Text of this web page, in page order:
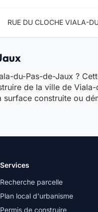
RUE DU CLOCHE VIALA-
du-Pas-de-Jaux ?
de la ville de
construite ou
Services
Recherche parcelle
Plan local d'urbanisme
Permis de construire